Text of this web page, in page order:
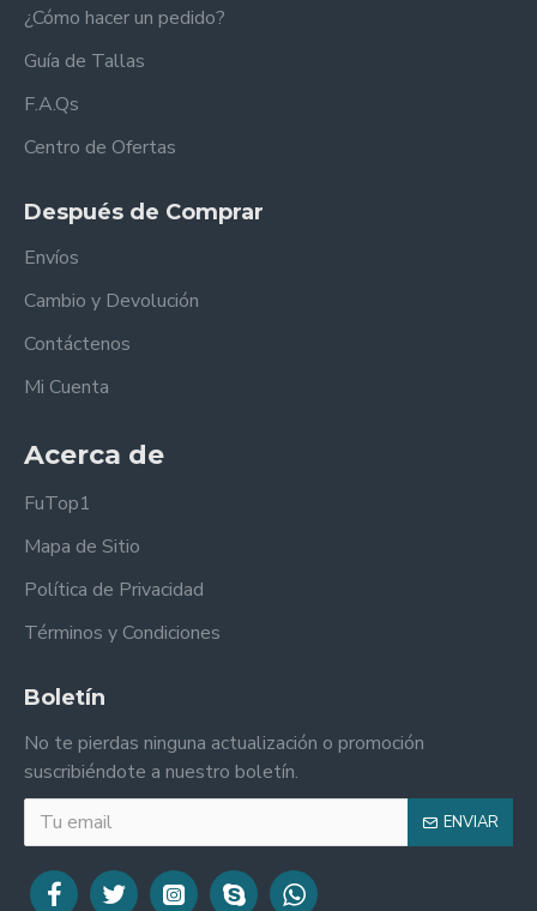
¿Cómo hacer un pedido?
Guía de Tallas
F.A.Qs
Centro de Ofertas
Después de Comprar
Envíos
Cambio y Devolución
Contáctenos
Mi Cuenta
Acerca de
FuTop1
Mapa de Sitio
Política de Privacidad
Términos y Condiciones
Boletín
No te pierdas ninguna actualización o promoción
suscribiéndote a nuestro boletín.
ENVIAR